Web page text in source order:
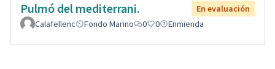
Pulmó del mediterrani.
En evaluación
Calafellenc
Fondo Marino 0 0 Enmienda